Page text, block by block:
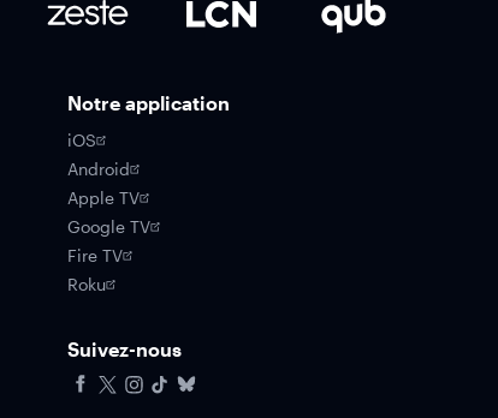
Notre application
iOS
Android
Apple TV
Google TV
Fire TV
Roku
Suivez-nous